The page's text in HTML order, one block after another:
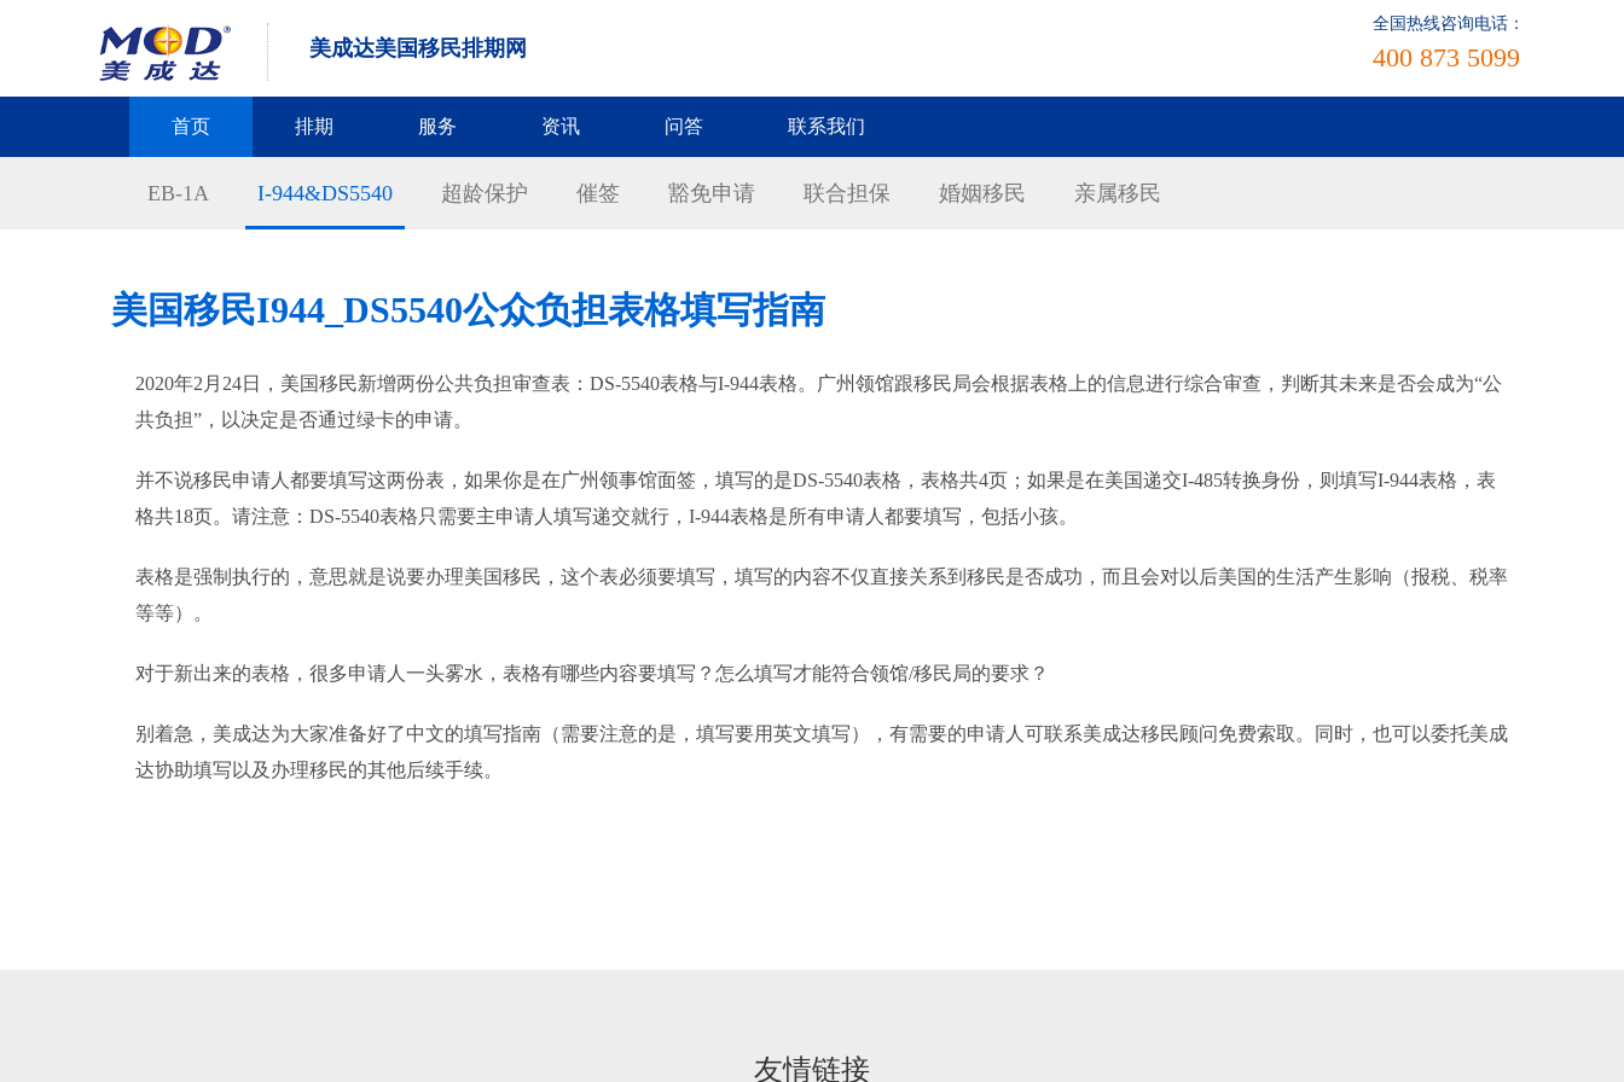
美成达美国移民排期网
全国热线咨询电话：
400 873 5099
首页 排期 服务 资讯 问答 联系我们
EB-1A I-944&DS5540 超龄保护 催签 豁免申请 联合担保 婚姻移民 亲属移民
美国移民I944_DS5540公众负担表格填写指南
2020年2月24日，美国移民新增两份公共负担审查表：DS-5540表格与I-944表格。广州领馆跟移民局会根据表格上的信息进行综合审查，判断其未来是否会成为“公
共负担”，以决定是否通过绿卡的申请。
并不说移民申请人都要填写这两份表，如果你是在广州领事馆面签，填写的是DS-5540表格，表格共4页；如果是在美国递交I-485转换身份，则填写I-944表格，表
格共18页。请注意：DS-5540表格只需要主申请人填写递交就行，I-944表格是所有申请人都要填写，包括小孩。
表格是强制执行的，意思就是说要办理美国移民，这个表必须要填写，填写的内容不仅直接关系到移民是否成功，而且会对以后美国的生活产生影响（报税、税率
等等）。
对于新出来的表格，很多申请人一头雾水，表格有哪些内容要填写？怎么填写才能符合领馆/移民局的要求？
别着急，美成达为大家准备好了中文的填写指南（需要注意的是，填写要用英文填写），有需要的申请人可联系美成达移民顾问免费索取。同时，也可以委托美成
达协助填写以及办理移民的其他后续手续。
友情链接